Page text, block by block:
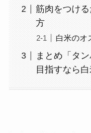
筋肉をつけ
方
白米のオ
まとめ「タ
目指すなら白